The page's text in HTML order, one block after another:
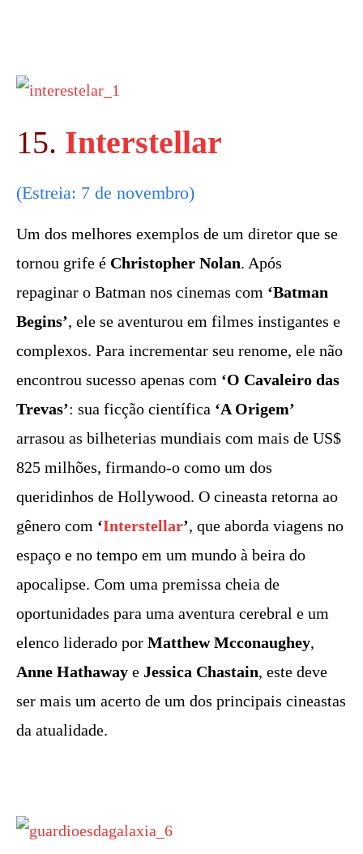
15. Interstellar
(Estreia: 7 de novembro)
Um dos melhores exemplos de um diretor que se
tornou grife é Christopher Nolan. Após
repaginar o Batman nos cinemas com ‘Batman
Begins’, ele se aventurou em filmes instigantes e
complexos. Para incrementar seu renome, ele não
encontrou sucesso apenas com ‘O Cavaleiro das
Trevas’: sua ficção científica ‘A Origem’
arrasou as bilheterias mundiais com mais de US$
825 milhões, firmando-o como um dos
queridinhos de Hollywood. O cineasta retorna ao
gênero com ‘Interstellar’, que aborda viagens no
espaço e no tempo em um mundo à beira do
apocalipse. Com uma premissa cheia de
oportunidades para uma aventura cerebral e um
elenco liderado por Matthew Mcconaughey,
Anne Hathaway e Jessica Chastain, este deve
ser mais um acerto de um dos principais cineastas
da atualidade.